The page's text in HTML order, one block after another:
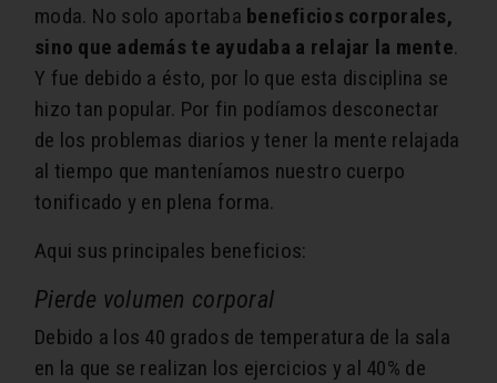
moda. No solo aportaba beneficios corporales,
sino que además te ayudaba a relajar la mente.
Y fue debido a ésto, por lo que esta disciplina se
hizo tan popular. Por fin podíamos desconectar
de los problemas diarios y tener la mente relajada
al tiempo que manteníamos nuestro cuerpo
tonificado y en plena forma.
Aqui sus principales beneficios:
Pierde volumen corporal
Debido a los 40 grados de temperatura de la sala
en la que se realizan los ejercicios y al 40% de